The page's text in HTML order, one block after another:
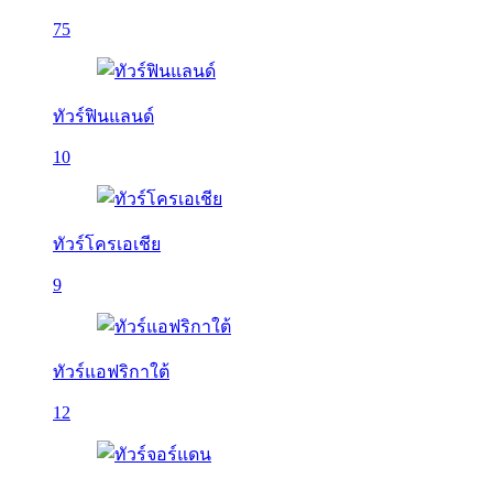
75
ทัวร์ฟินแลนด์
10
ทัวร์โครเอเชีย
9
ทัวร์แอฟริกาใต้
12